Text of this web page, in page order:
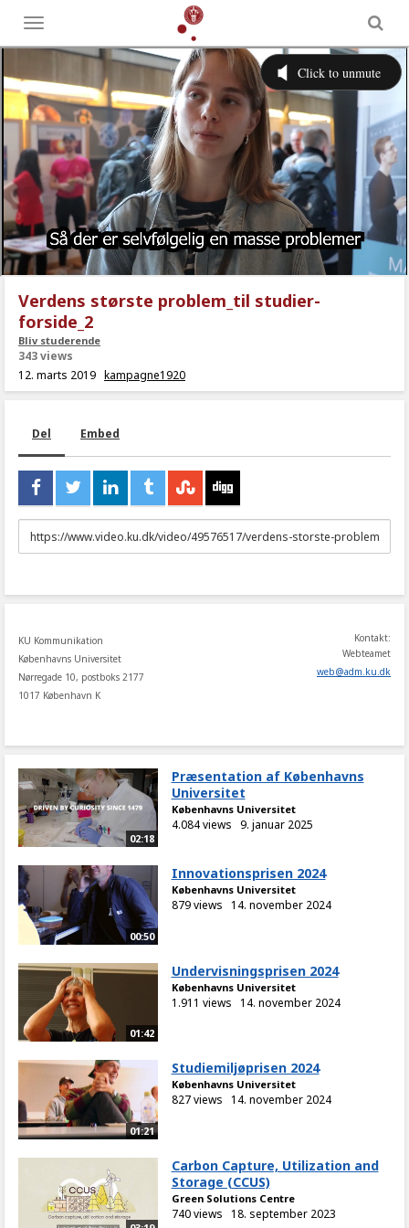
Toggle
menu
Verdens største problem_til studier-
forside_2
Bliv studerende
343 views
12. marts 2019 kampagne1920
Del Embed
URL
to
KU Kommunikation
Københavns Universitet
Nørregade 10, postboks 2177
1017 København K
Kontakt:
Webteamet
web@adm.ku.dk
02:18
Præsentation af Københavns
Universitet
Københavns Universitet
4.084 views 9. januar 2025
00:50
Innovationsprisen 2024
Københavns Universitet
879 views 14. november 2024
01:42
Undervisningsprisen 2024
Københavns Universitet
1.911 views 14. november 2024
01:21
Studiemiljøprisen 2024
Københavns Universitet
827 views 14. november 2024
Carbon Capture, Utilization and
Storage (CCUS)
Green Solutions Centre
740 views 18. september 2023